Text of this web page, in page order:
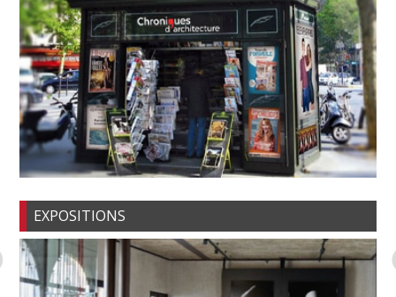
EXPOSITIONS